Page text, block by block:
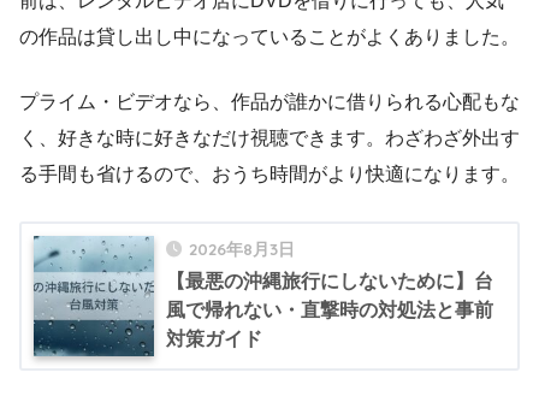
の作品は貸し出し中になっていることがよくありました。
プライム・ビデオなら、作品が誰かに借りられる心配もな
く、好きな時に好きなだけ視聴できます。わざわざ外出す
る手間も省けるので、おうち時間がより快適になります。
2026年8月3日
【最悪の沖縄旅行にしないために】台
風で帰れない・直撃時の対処法と事前
対策ガイド